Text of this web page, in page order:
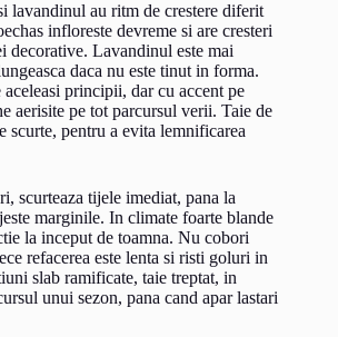
lavandinul au ritm de crestere diferit
infloreste devreme si are cresteri
decorative. Lavandinul este mai
daca nu este tinut in forma.
principii, dar cu accent pe
aerisite pe tot parcursul verii. Taie de
scurte, pentru a evita lemnificarea
scurteaza tijele imediat, pana la
marginile. In climate foarte blande
la inceput de toamna. Nu cobori
refacerea este lenta si risti goluri in
slab ramificate, taie treptat, in
unui sezon, pana cand apar lastari